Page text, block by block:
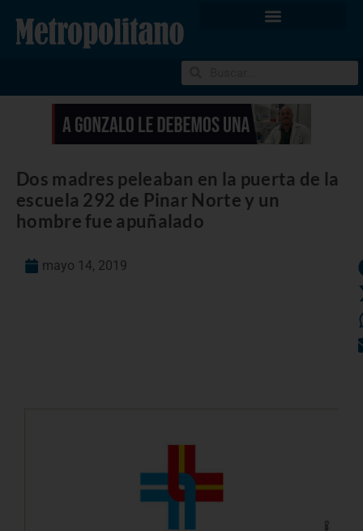
Dos madres peleaban en la puerta de la
escuela 292 de Pinar Norte y un
hombre fue apuñalado
mayo 14, 2019